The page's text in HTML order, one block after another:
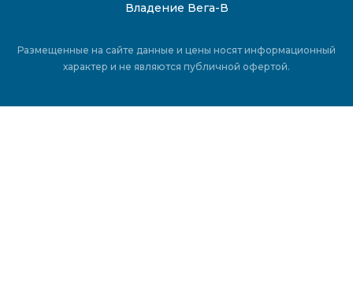
Владение Вега-В
Размещенные на сайте данные и цены носят информационный
характер и не являются публичной офертой.